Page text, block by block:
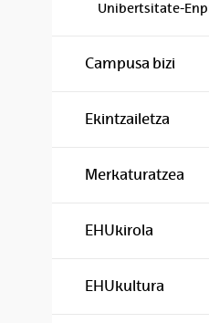
Unibertsitate-
Campusa bizi
Ekintzailetza
Merkaturatzea
EHUkirola
EHUkultura